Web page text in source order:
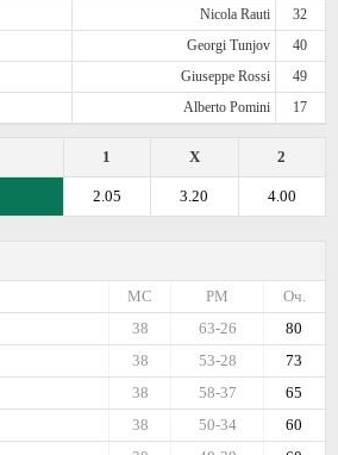
Nicola Rauti
32
Georgi Tunjov
40
Giuseppe Rossi
49
Alberto Pomini 17
2
X
1
4.00
3.20
2.05
Оч.
РМ
МС
80
63-26
38
73
53-28
38
65
58-37
38
60
50-34
38